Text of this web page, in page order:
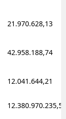
21.970.628,13
42.958.188,74
12.041.644,21
12.380.970.235,50